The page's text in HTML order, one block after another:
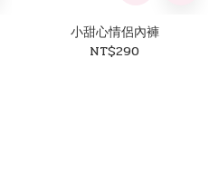
小甜心情侶內褲
NT$290